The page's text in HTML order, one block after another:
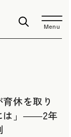
Menu
休を取り
は」――2年